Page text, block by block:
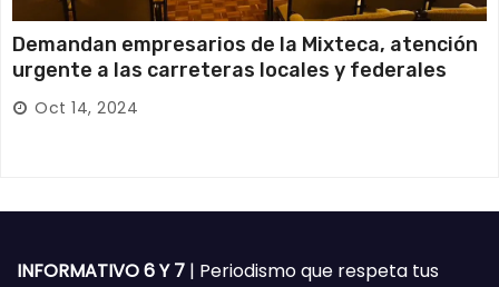
Demandan empresarios de la Mixteca, atención
urgente a las carreteras locales y federales
Oct 14, 2024
INFORMATIVO 6 Y 7 | Periodismo que respeta tus